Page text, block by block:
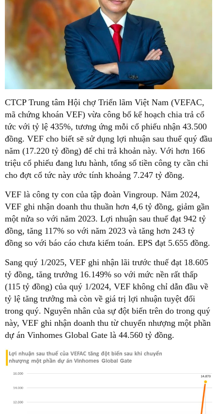
CTCP Trung tâm Hội chợ Triển lãm Việt Nam (VEFAC,
mã chứng khoán VEF) vừa công bố kế hoạch chia trả cổ
tức với tỷ lệ 435%, tương ứng mỗi cổ phiếu nhận 43.500
đồng. VEF cho biết sẽ sử dụng lợi nhuận sau thuế quý đầu
năm (17.220 tỷ đồng) để chi trả khoản này. Với hơn 166
triệu cổ phiếu đang lưu hành, tổng số tiền công ty cần chi
cho đợt cổ tức này ước tính khoảng 7.247 tỷ đồng.
VEF là công ty con của tập đoàn Vingroup. Năm 2024,
VEF ghi nhận doanh thu thuần hơn 4,6 tỷ đồng, giảm gần
một nửa so với năm 2023. Lợi nhuận sau thuế đạt 942 tỷ
đồng, tăng 117% so với năm 2023 và tăng hơn 243 tỷ
đồng so với báo cáo chưa kiểm toán. EPS đạt 5.655 đồng.
Sang quý 1/2025, VEF ghi nhận lãi trước thuế đạt 18.605
tỷ đồng, tăng trưởng 16.149% so với mức nền rất thấp
(115 tỷ đồng) của quý 1/2024, VEF không chỉ dẫn đầu về
tỷ lệ tăng trưởng mà còn về giá trị lợi nhuận tuyệt đối
trong quý. Nguyên nhân của sự đột biến trên do trong quý
này, VEF ghi nhận doanh thu từ chuyển nhượng một phần
dự án Vinhomes Global Gate là 44.560 tỷ đồng.